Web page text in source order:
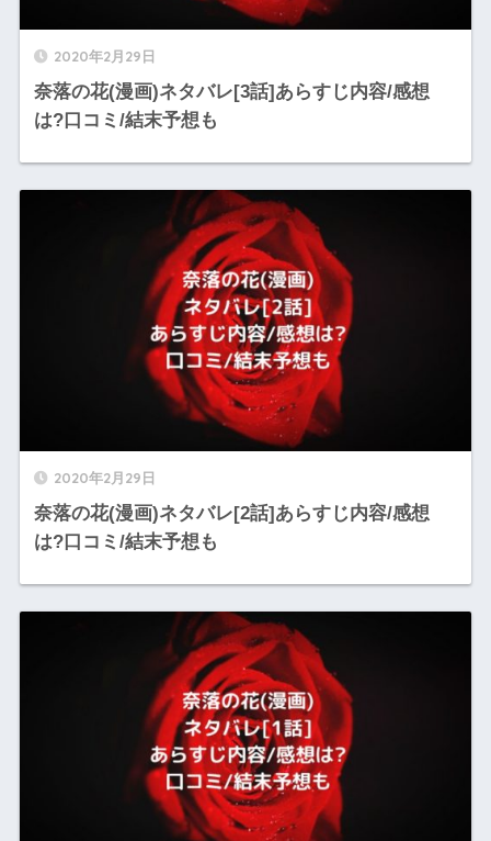
2020年2月29日
奈落の花(漫画)ネタバレ[3話]あらすじ内容/感想
は?口コミ/結末予想も
2020年2月29日
奈落の花(漫画)ネタバレ[2話]あらすじ内容/感想
は?口コミ/結末予想も